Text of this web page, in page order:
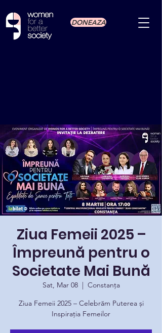
DONEAZA
Ziua Femeii 2025 –
Împreună pentru o
Societate Mai Bună
Sat, Mar 08
  |
Constanța
Ziua Femeii 2025 – Celebrăm Puterea și
Inspirația Femeilor